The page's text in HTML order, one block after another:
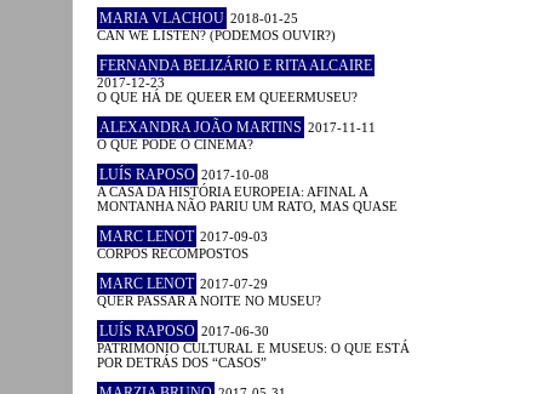
MARIA VLACHOU 2018-01-25
CAN WE LISTEN? (PODEMOS OUVIR?)
FERNANDA BELIZÁRIO E RITA ALCAIRE
2017-12-23
O QUE HÁ DE QUEER EM QUEERMUSEU?
ALEXANDRA JOÃO MARTINS 2017-11-11
O QUE PODE O CINEMA?
LUÍS RAPOSO 2017-10-08
A CASA DA HISTÓRIA EUROPEIA: AFINAL A
MONTANHA NÃO PARIU UM RATO, MAS QUASE
MARC LENOT 2017-09-03
CORPOS RECOMPOSTOS
MARC LENOT 2017-07-29
QUER PASSAR A NOITE NO MUSEU?
LUÍS RAPOSO 2017-06-30
PATRIMÓNIO CULTURAL E MUSEUS: O QUE ESTÁ
POR DETRÁS DOS “CASOS”